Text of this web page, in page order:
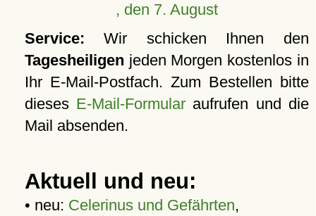
, den 7. August
Service: Wir schicken Ihnen den
Tagesheiligen jeden Morgen kostenlos in
Ihr E-Mail-Postfach. Zum Bestellen bitte
dieses E-Mail-Formular aufrufen und die
Mail absenden.
Aktuell und neu:
• neu: Celerinus und Gefährten,